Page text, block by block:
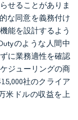
せることがありま
な同意を義務付け
能を設計するよう
のような人間中
に業務適性を確認
ジューリングの商
社のクライア
米ドルの収益を上